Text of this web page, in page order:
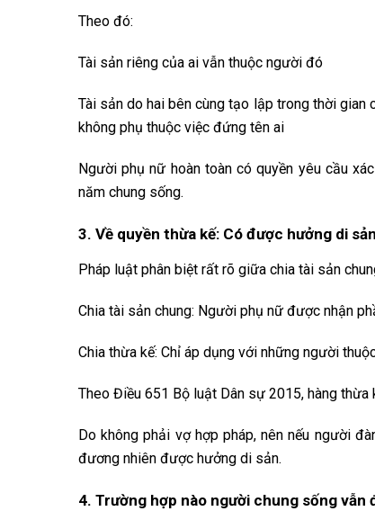
Theo đó:
Tài sản riêng của ai vẫn thuộc người đó
Tài sản do hai bên cùng tạo lập trong thời
không phụ thuộc việc đứng tên ai
Người phụ nữ hoàn toàn có quyền yêu cầu
năm chung sống.
3. Về quyền thừa kế: Có được hưởng di
Pháp luật phân biệt rất rõ giữa chia tài sản
Chia tài sản chung: Người phụ nữ được nhận
Chia thừa kế: Chỉ áp dụng với những người
Theo Điều 651 Bộ luật Dân sự 2015, hàng thừa
Do không phải vợ hợp pháp, nên nếu người
đương nhiên được hưởng di sản.
4. Trường hợp nào người chung sống vẫn